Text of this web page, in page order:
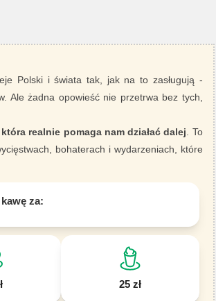
Polski i świata tak, jak na to zasługują -
Ale żadna opowieść nie przetrwa bez tych,
realnie pomaga nam działać dalej . To
bohaterach i wydarzeniach, które
za:
25 zł